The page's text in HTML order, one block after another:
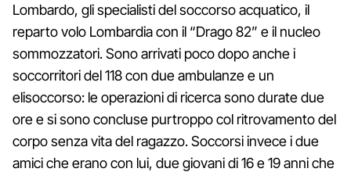
Lombardo, gli specialisti del soccorso acquatico, il
reparto volo Lombardia con il “Drago 82” e il nucleo
sommozzatori. Sono arrivati poco dopo anche i
soccorritori del 118 con due ambulanze e un
elisoccorso: le operazioni di ricerca sono durate due
ore e si sono concluse purtroppo col ritrovamento del
corpo senza vita del ragazzo. Soccorsi invece i due
amici che erano con lui, due giovani di 16 e 19 anni che